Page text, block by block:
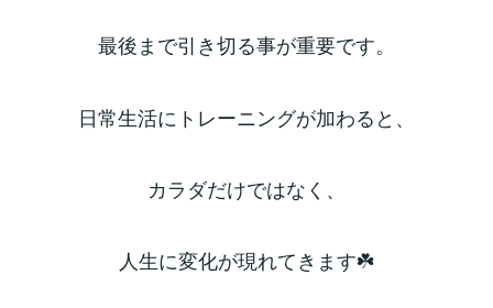
最後まで引き切る事が重要です。
日常生活にトレーニングが加わると、
カラダだけではなく、
人生に変化が現れてきます☘️